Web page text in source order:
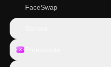
FaceSwap